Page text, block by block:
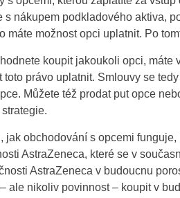
Czechia
United
UAE
s nákupem podkladového aktiva,
máte možnost opci uplatnit. Po
koupit jakoukoli opci,
toto právo uplatnit. Smlouvy se
Můžete též prodat put opce
jak obchodování s opcemi
AstraZeneca, které se v
AstraZeneca v budoucnu
ale nikoliv povinnost – koupit v